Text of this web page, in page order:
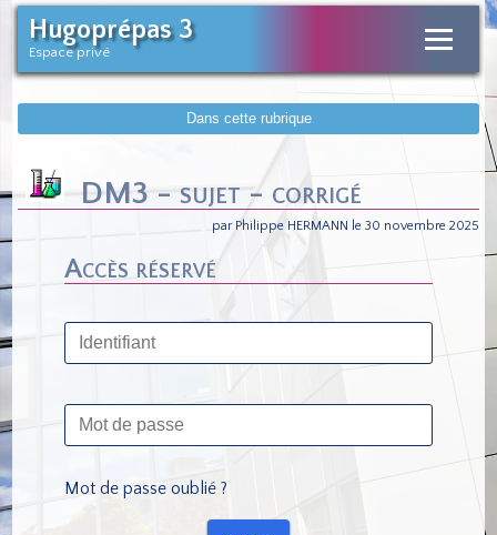
Hugoprépas 3
Espace privé
Dans cette rubrique
DM3 - sujet - corrigé
par Philippe HERMANN le 30 novembre 2025
Accès réservé
Mot de passe oublié ?